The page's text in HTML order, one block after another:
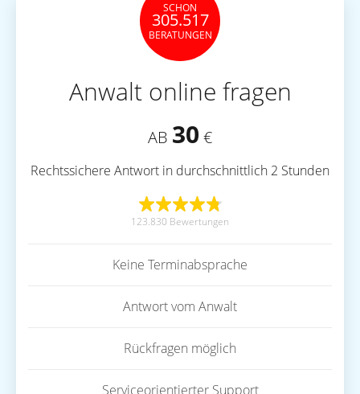
SCHON
305.517
BERATUNGEN
Anwalt online fragen
AB 30 €
Rechtssichere Antwort in durchschnittlich 2 Stunden
123.830 Bewertungen
Keine Terminabsprache
Antwort vom Anwalt
Rückfragen möglich
Serviceorientierter Support